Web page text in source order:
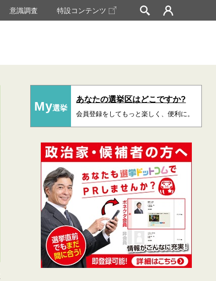
意識調査 特設コンテンツ
My選挙
あなたの選挙区はどこですか?
会員登録をしてもっと楽しく、便利に。